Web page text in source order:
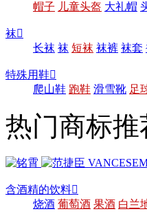
帽子 儿童头盔 大礼帽
袜
长袜 袜 短袜 袜裤 袜套
特殊用鞋
爬山鞋 跑鞋 滑雪靴 足
热门商标推
含酒精的饮料
烧酒 葡萄酒 果酒 白兰